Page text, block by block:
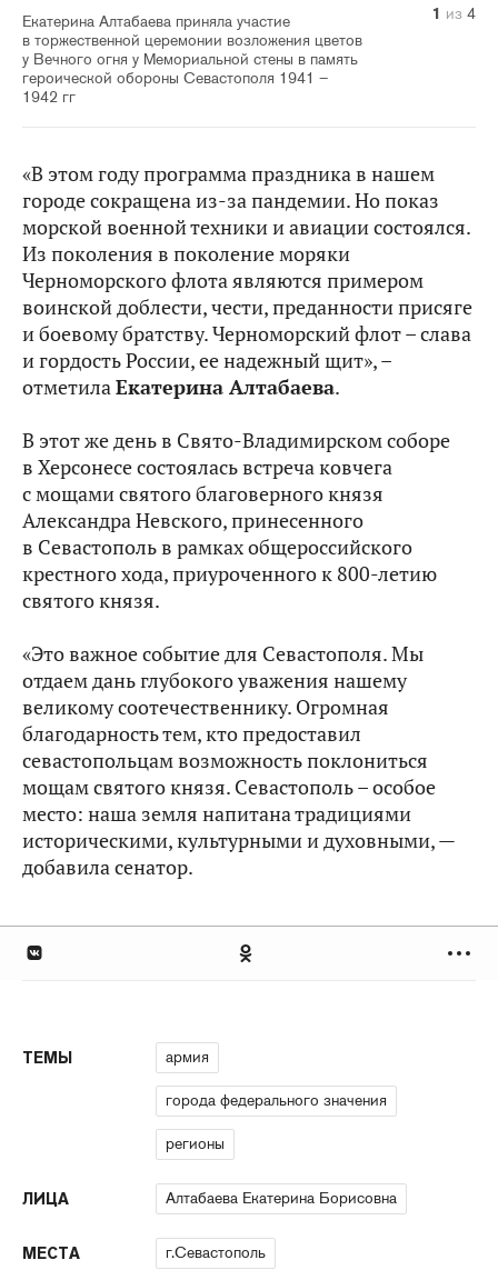
Екатерина Алтабаева приняла участие
в торжественной церемонии возложения цветов
у Вечного огня у Мемориальной стены в память
героической обороны Севастополя 1941 –
1942 гг
1 из 4
2 из 4
3 из 4
4 из 4
«В этом году программа праздника в нашем
городе сокращена из‑за пандемии. Но показ
морской военной техники и авиации состоялся.
Из поколения в поколение моряки
Черноморского флота являются примером
воинской доблести, чести, преданности присяге
и боевому братству. Черноморский флот – слава
и гордость России, ее надежный щит», –
отметилаЕкатерина Алтабаева.
В этот же день в Свято-Владимирском соборе
в Херсонесе состоялась встреча ковчега
с мощами святого благоверного князя
Александра Невского, принесенного
в Севастополь в рамках общероссийского
крестного хода, приуроченного к 800-летию
святого князя.
«Это важное событие для Севастополя. Мы
отдаем дань глубокого уважения нашему
великому соотечественнику. Огромная
благодарность тем, кто предоставил
севастопольцам возможность поклониться
мощам святого князя. Севастополь – особое
место: наша земля напитана традициями
историческими, культурными и духовными, —
добавила сенатор.
ТЕМЫ армия
города федерального значения
регионы
ЛИЦА Алтабаева Екатерина Борисовна
МЕСТА г.Севастополь